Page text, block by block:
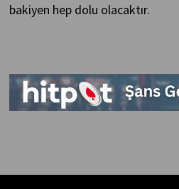
bakiyen hep dolu olacaktır.